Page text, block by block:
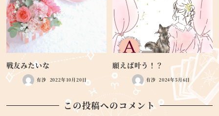
戦友みたいな
有沙 2022年10月20日
願えば叶う！？
有沙 2024年5月6日
この投稿へのコメント